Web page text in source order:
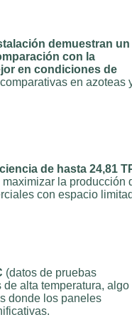
demuestran un
con la
en condiciones de
en azoteas
de hasta 24,81
la producción
con espacio
(datos de pruebas
alta temperatura, algo
donde los paneles